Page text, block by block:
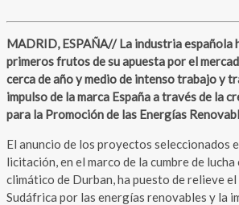
MADRID, ESPAÑA// La industria española
primeros frutos de su apuesta por el
cerca de año y medio de intenso trabajo y
impulso de la marca España a través de la
para la Promoción de las Energías
El anuncio de los proyectos seleccionados
licitación, en el marco de la cumbre de
climático de Durban, ha puesto de relieve
Sudáfrica por las energías renovables y la